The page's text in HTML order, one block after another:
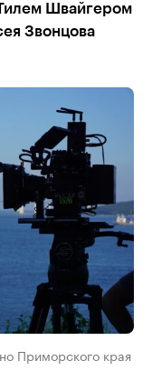
Швайгером
Звонцова
Приморского края